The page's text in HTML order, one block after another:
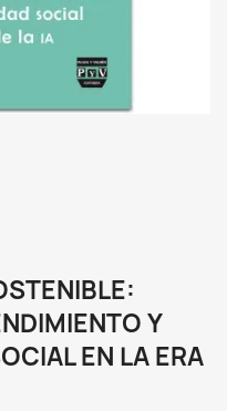
Y
EN LA ERA